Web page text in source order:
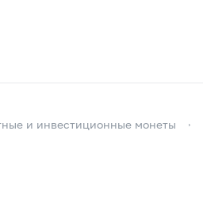
и инвестиционные монеты